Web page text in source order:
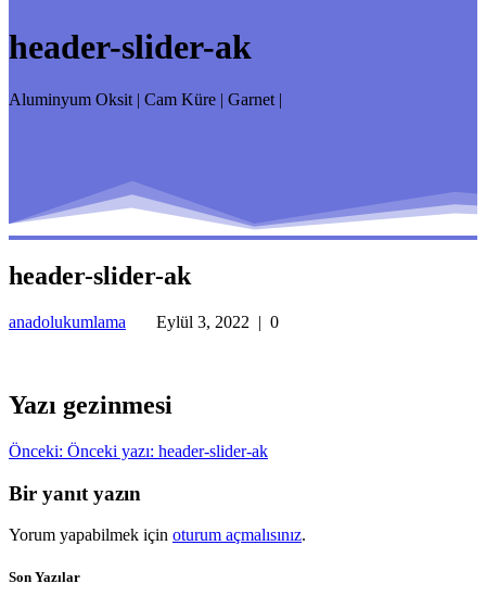
header-slider-ak
Aluminyum Oksit | Cam Küre | Garnet |
header-slider-ak
anadolukumlama Eylül 3, 2022 | 0
Yazı gezinmesi
Önceki: Önceki yazı: header-slider-ak
Bir yanıt yazın
Yorum yapabilmek için oturum açmalısınız.
Son Yazılar